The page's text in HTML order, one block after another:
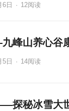
6日 · 12阅读
峰山养心谷
5日 · 14阅读
探秘冰雪大